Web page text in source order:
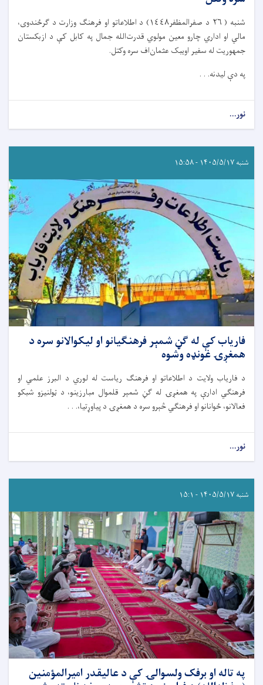
شنبه ( ٢٦ د صفرالمظفر١٤٤٨) د اطلاعاتو او فرهنګ وزارت د ګرځندوی،
مالي او اداري چارو معین مولوي قدرت‌الله جمال په کابل کې د ازبکستان
جمهوریت له سفیر اویبک عثمان‌اف سره وکتل.
په دې لیدنه. . .
نور...
شنبه ۱۴۰۵/۵/۱۷ - ۱۵:۵۸
فاریاب کې له ګڼ شمېر فرهنګیانو او لیکوالانو سره د
همغږۍ غونډه وشوه
د فاریاب ولایت د اطلاعاتو او فرهنګ ریاست له لوري د البرز علمي او
فرهنګي ادارې په همغږۍ له ګڼ شمېر قلموال مبارزینو، د ټولنیزو شبکو
فعالانو، ځوانانو او فرهنګي څېرو سره د همغږۍ د پیاوړتیا،. . .
نور...
شنبه ۱۴۰۵/۵/۱۷ - ۱۵:۱
په تاله‌ او برفک ولسوالۍ کې د عالیقدر امیرالمؤمنین